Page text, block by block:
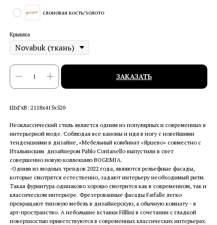
слоновая кость/золото
Крышка
ЗАКАЗАТЬ
ШхГхВ: 2118х415х520
Неоклассический стиль является одним из популярных и современных в
интерьерной моде. Соблюдая все каноны и идя в ногу с новейшими
тенденциями в дизайне, «Мебельный комбинат «Ярцево» совместно с
Итальянским дизайнером Pablo Contanello выпустили в свет
совершенно новую коллекцию BOGEMIA.
-Одним из модных трендов 2022 года, являются рельефные фасады,
которые смотрятся естественно, задают интерьеру необходимый ритм.
Такая фурнитура одинаково хорошо смотрится как в современном, так и
классическом интерьере. Фрезерованные фасады Farfalle легко
превращают типовую мебель в дизайнерскую, а обычную комнату - в
арт-пространство. А небольшие вставки Filllini в сочетании с гладкой
поверхностью приветствуются в современных классических интерьерах.